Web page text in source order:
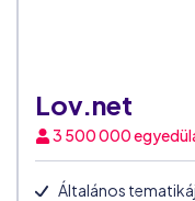
Lov.net
3 500 000
Általános